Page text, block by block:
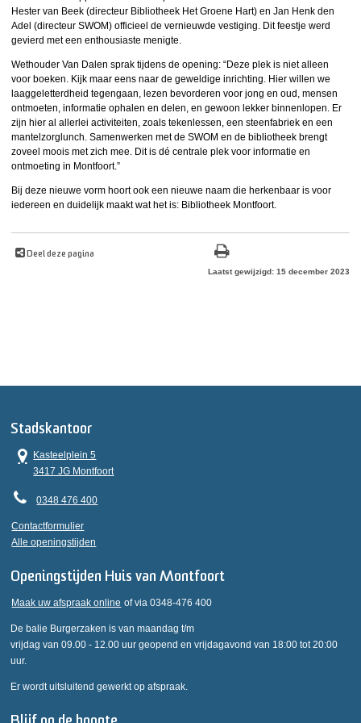
Hester van Beek (directeur Bibliotheek Het Groene Hart) en Jan Henk den
Adel (directeur SWOM) officieel de vernieuwde vestiging. Dit feestje werd
gevierd met een enthousiaste menigte.
Wethouder Van Dalen sprak tijdens de opening: “Deze plek is niet alleen
voor boeken. Kijk maar eens naar de geweldige inrichting. Hier willen we
laaggeletterdheid tegengaan, lezen bevorderen voor jong en oud, mensen
ontmoeten, informatie ophalen en delen, en gewoon lekker binnenlopen. Er
zijn hier al allerlei activiteiten, zoals tekenlessen, een steenfabriek en een
mantelzorglunch. Samenwerken met de SWOM en de bibliotheek brengt
zoveel moois met zich mee. Dit is dé centrale plek voor informatie en
ontmoeting in Montfoort.”
Bij deze nieuwe vorm hoort ook een nieuwe naam die herkenbaar is voor
iedereen en duidelijk maakt wat het is: Bibliotheek Montfoort.
Deel deze pagina
Laatst gewijzigd: 15 december 2023
Stadskantoor
Kasteelplein 5
3417 JG Montfoort
0348 476 400
Contactformulier
Alle openingstijden
Openingstijden Huis van Montfoort
Maak uw afspraak online of via 0348-476 400
De balie Burgerzaken is van maandag t/m
vrijdag van 09.00 - 12.00 uur geopend en vrijdagavond van 18:00 tot 20:00
uur.
Er wordt uitsluitend gewerkt op afspraak.